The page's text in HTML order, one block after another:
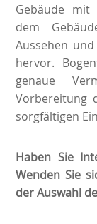
Gebäude mit
dem
Aussehen
hervor.
genaue
Vorbereitung
sorgfältigen
Haben Sie
Wenden Sie
der Auswahl